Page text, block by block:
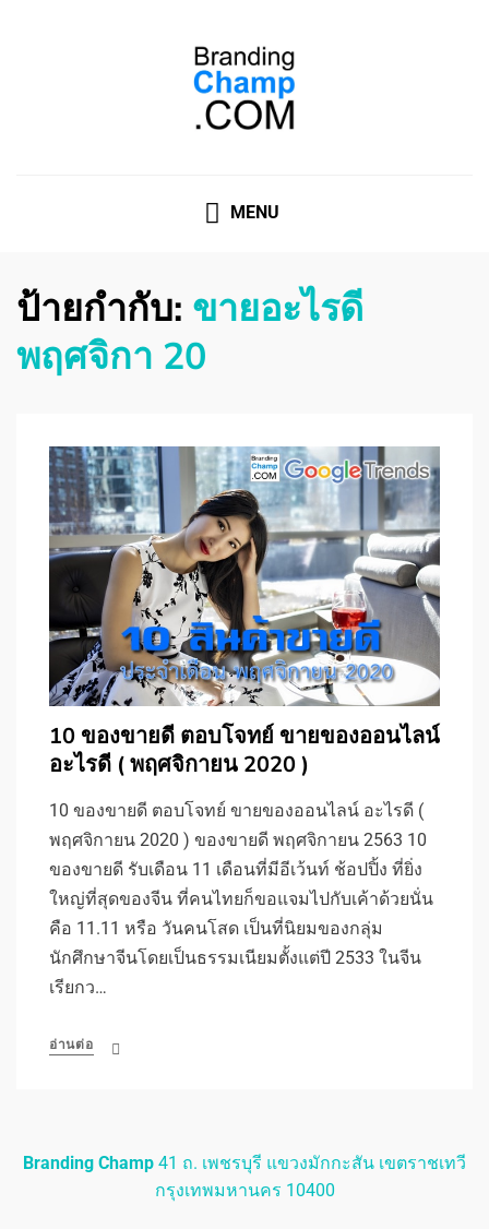
MENU
ป้ายกำกับ: ขายอะไรดี
พฤศจิกา 20
10 ของขายดี ตอบโจทย์ ขายของออนไลน์
อะไรดี ( พฤศจิกายน 2020 )
10 ของขายดี ตอบโจทย์ ขายของออนไลน์ อะไรดี (
พฤศจิกายน 2020 ) ของขายดี พฤศจิกายน 2563 10
ของขายดี รับเดือน 11 เดือนที่มีอีเว้นท์ ช้อปปิ้ง ที่ยิ่ง
ใหญ่ที่สุดของจีน ที่คนไทยก็ขอแจมไปกับเค้าด้วยนั่น
คือ 11.11 หรือ วันคนโสด เป็นที่นิยมของกลุ่ม
นักศึกษาจีนโดยเป็นธรรมเนียมตั้งแต่ปี 2533 ในจีน
เรียกว…
อ่านต่อ
Branding Champ 41 ถ. เพชรบุรี แขวงมักกะสัน เขตราชเทวี
กรุงเทพมหานคร 10400